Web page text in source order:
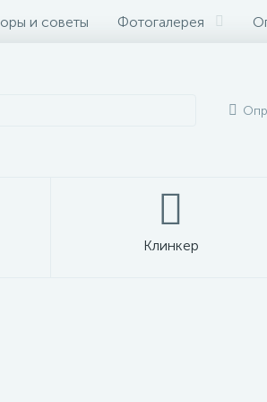
и советы Фотогалерея
Клинкер